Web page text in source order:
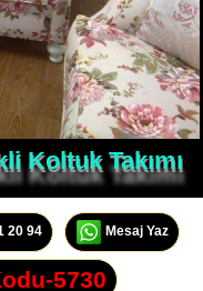
Koltuk Takımı
20 94 Mesaj Yaz
5730